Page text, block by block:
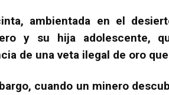
ambientada en el
y su hija adolescente,
de una veta ilegal de oro
cuando un minero